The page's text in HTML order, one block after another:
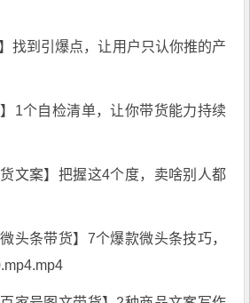
找到引爆点，让用户只认你推的产
1个自检清单，让你带货能力持续
文案】把握这4个度，卖啥别人都
头条带货】7个爆款微头条技巧，